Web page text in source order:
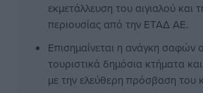
εκμετάλλευση του αιγιαλού και
περιουσίας από την ΕΤΑΔ ΑΕ.
Επισημαίνεται η ανάγκη σαφών
τουριστικά δημόσια κτήματα
με την ελεύθερη πρόσβαση του